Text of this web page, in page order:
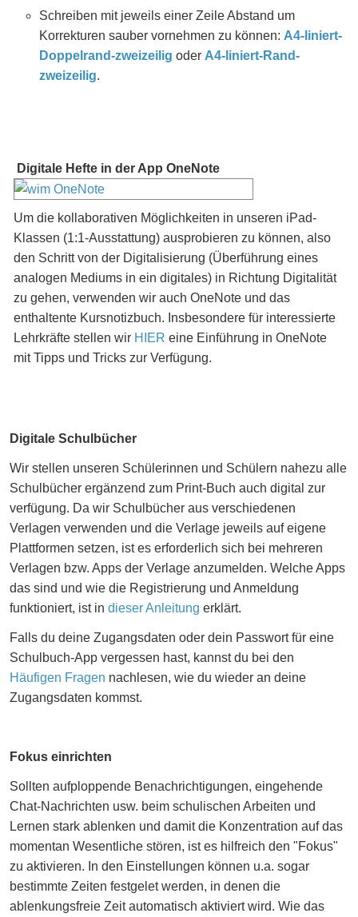
Schreiben mit jeweils einer Zeile Abstand um
Korrekturen sauber vornehmen zu können: A4-liniert-
Doppelrand-zweizeilig oder A4-liniert-Rand-
zweizeilig.
Digitale Hefte in der App OneNote
Um die kollaborativen Möglichkeiten in unseren iPad-
Klassen (1:1-Ausstattung) ausprobieren zu können, also
den Schritt von der Digitalisierung (Überführung eines
analogen Mediums in ein digitales) in Richtung Digitalität
zu gehen, verwenden wir auch OneNote und das
enthaltente Kursnotizbuch. Insbesondere für interessierte
Lehrkräfte stellen wir HIER eine Einführung in OneNote
mit Tipps und Tricks zur Verfügung.
Digitale Schulbücher
Wir stellen unseren Schülerinnen und Schülern nahezu alle
Schulbücher ergänzend zum Print-Buch auch digital zur
verfügung. Da wir Schulbücher aus verschiedenen
Verlagen verwenden und die Verlage jeweils auf eigene
Plattformen setzen, ist es erforderlich sich bei mehreren
Verlagen bzw. Apps der Verlage anzumelden. Welche Apps
das sind und wie die Registrierung und Anmeldung
funktioniert, ist in dieser Anleitung erklärt.
Falls du deine Zugangsdaten oder dein Passwort für eine
Schulbuch-App vergessen hast, kannst du bei den
Häufigen Fragen nachlesen, wie du wieder an deine
Zugangsdaten kommst.
Fokus einrichten
Sollten aufploppende Benachrichtigungen, eingehende
Chat-Nachrichten usw. beim schulischen Arbeiten und
Lernen stark ablenken und damit die Konzentration auf das
momentan Wesentliche stören, ist es hilfreich den "Fokus"
zu aktivieren. In den Einstellungen können u.a. sogar
bestimmte Zeiten festgelet werden, in denen die
ablenkungsfreie Zeit automatisch aktiviert wird. Wie das